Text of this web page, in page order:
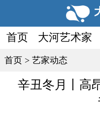
首页 大河艺术家
首页> 艺家动态
辛丑冬月丨高